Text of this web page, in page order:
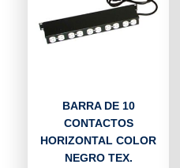
BARRA DE 10
CONTACTOS
HORIZONTAL COLOR
NEGRO TEX.